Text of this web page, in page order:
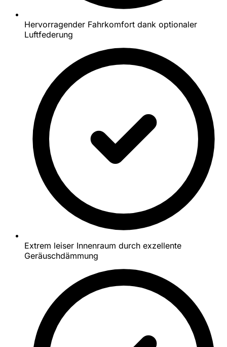
Hervorragender Fahrkomfort dank optionaler
Luftfederung
Extrem leiser Innenraum durch exzellente
Geräuschdämmung